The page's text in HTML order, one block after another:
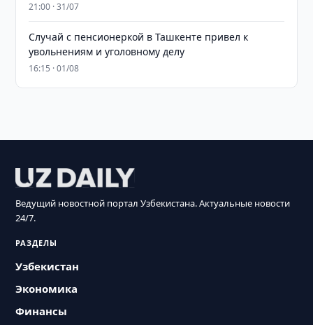
21:00 · 31/07
Случай с пенсионеркой в Ташкенте привел к
увольнениям и уголовному делу
16:15 · 01/08
Ведущий новостной портал Узбекистана. Актуальные новости
24/7.
РАЗДЕЛЫ
Узбекистан
Экономика
Финансы